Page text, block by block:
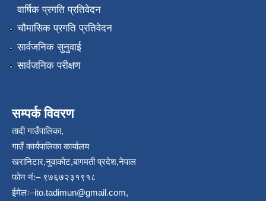
वार्षिक प्रगति प्रतिवेदन
चौमासिक प्रगति प्रतिवेदन
सार्वजनिक सुनुवाई
सार्वजनिक परीक्षण
सम्पर्क विवरण
तादी गाउँपालिका,
गाउँ कार्यपालिका कार्यालय
खरानिटार,नुवाकोट,बागमती प्रदेश,नेपाल
फोन नं:– ९७६७२३१९१८
ईमेलः–ito.tadimun@gmail.com,